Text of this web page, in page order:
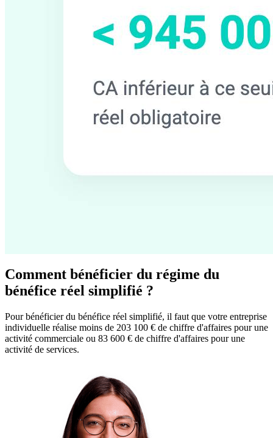
Comment bénéficier du régime du
bénéfice réel simplifié ?
Pour bénéficier du bénéfice réel simplifié, il faut que votre entreprise
individuelle réalise moins de 203 100 € de chiffre d'affaires pour une
activité commerciale ou 83 600 € de chiffre d'affaires pour une
activité de services.